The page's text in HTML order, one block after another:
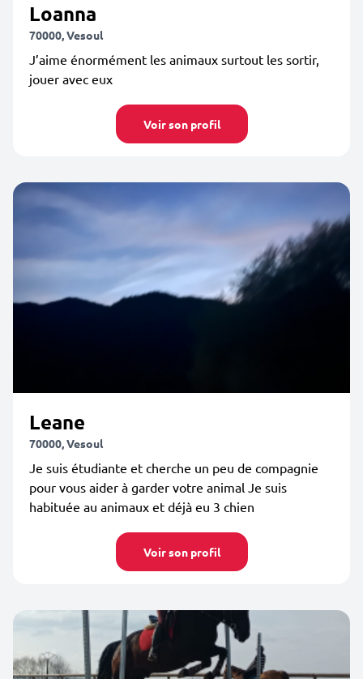
Loanna
70000, Vesoul
J’aime énormément les animaux surtout les sortir,
jouer avec eux
Voir son profil
Leane
70000, Vesoul
Je suis étudiante et cherche un peu de compagnie
pour vous aider à garder votre animal Je suis
habituée au animaux et déjà eu 3 chien
Voir son profil